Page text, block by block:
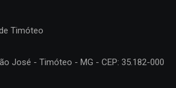
Timóteo
José - Timóteo - MG - CEP: 35.182-000